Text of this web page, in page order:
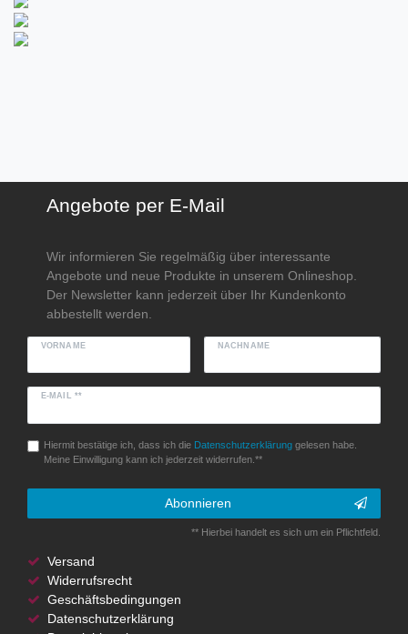
Angebote per E-Mail
Wir informieren Sie regelmäßig über interessante
Angebote und neue Produkte in unserem Onlineshop.
Der Newsletter kann jederzeit über Ihr Kundenkonto
abbestellt werden.
VORNAME NACHNAME
E-MAIL **
Hiermit bestätige ich, dass ich die Daten­schutz­erklärunggelesen habe.
Meine Einwilligung kann ich jederzeit widerrufen.**
Abonnieren
** Hierbei handelt es sich um ein Pflichtfeld.
Versand
Widerrufsrecht
Geschäftsbedingungen
Datenschutzerklärung